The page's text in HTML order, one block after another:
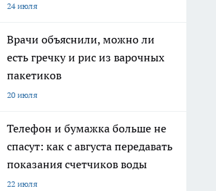
24 июля
Врачи объяснили, можно ли
есть гречку и рис из варочных
пакетиков
20 июля
Телефон и бумажка больше не
спасут: как с августа передавать
показания счетчиков воды
22 июля